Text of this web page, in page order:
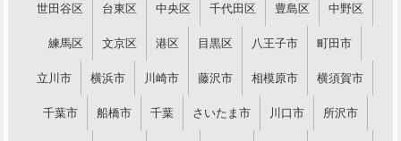
世田谷区 台東区 中央区 千代田区 豊島区 中野区
練馬区 文京区 港区 目黒区 八王子市 町田市
立川市 横浜市 川崎市 藤沢市 相模原市 横須賀市
千葉市 船橋市 千葉 さいたま市 川口市 所沢市